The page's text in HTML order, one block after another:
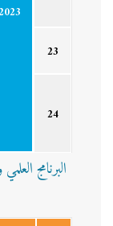
23
24
البرنامج